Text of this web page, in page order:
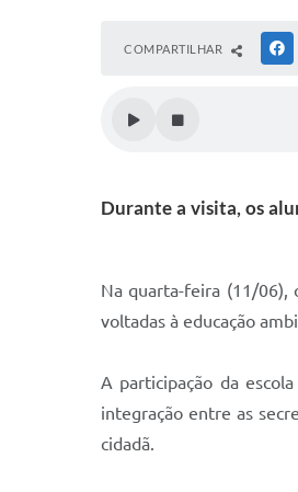
COMPARTILHAR
Durante a visita, os
Na quarta-feira (11/06),
voltadas à educação
A participação da
integração entre as
cidadã.